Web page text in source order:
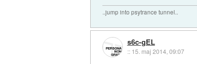
..jump into psytrance tunnel..
s6c-gEL
:: 15. maj 2014, 09:07